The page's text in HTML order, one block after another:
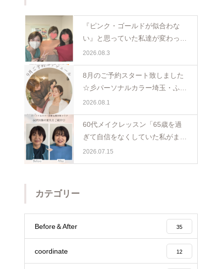
『ピンク・ゴールドが似合わな
い』と思っていた私達が変わった
日。親子で体験パーソナルカラー
2026.08.3
8月のご予約スタート致しました
☆彡パーソナルカラー埼玉・ふじ
み野
2026.08.1
60代メイクレッスン「65歳を過
ぎて自信をなくしていた私がまた
少し前を向けました☺️埼玉・ふじ
み野
2026.07.15
カテゴリー
Before＆After 35
coordinate 12